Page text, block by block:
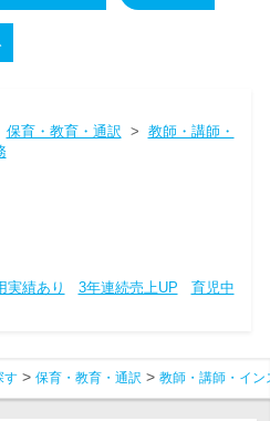
保育・教育・通訳 > 教師・講師・
実績あり 3年連続売上UP
育児中
す 保育・教育・通訳 教師・講師・イン